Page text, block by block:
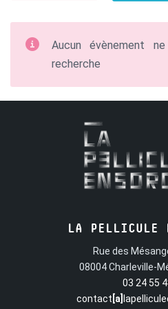
Aucun évènement
recherche
LA PELLICULE
Rue des
08004 Charleville-
03 24 55
contact [a]